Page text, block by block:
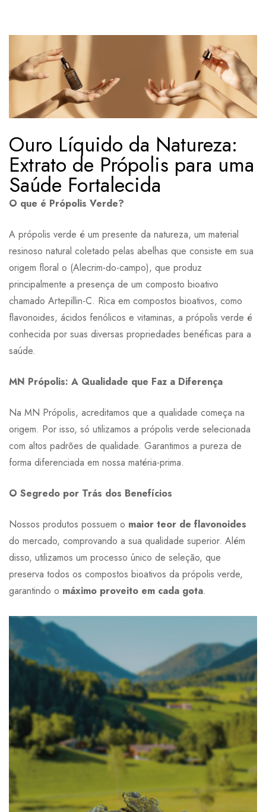
Ouro Líquido da Natureza:
Extrato de Própolis para uma
Saúde Fortalecida
O que é Própolis Verde?
A própolis verde é um presente da natureza, um material
resinoso natural coletado pelas abelhas que consiste em sua
origem floral o (Alecrim-do-campo), que produz
principalmente a presença de um composto bioativo
chamado Artepillin-C. Rica em compostos bioativos, como
flavonoides, ácidos fenólicos e vitaminas, a própolis verde é
conhecida por suas diversas propriedades benéficas para a
saúde.
MN Própolis: A Qualidade que Faz a Diferença
Na MN Própolis, acreditamos que a qualidade começa na
origem. Por isso, só utilizamos a própolis verde selecionada
com altos padrões de qualidade. Garantimos a pureza de
forma diferenciada em nossa matéria-prima.
O Segredo por Trás dos Benefícios
Nossos produtos possuem o maior teor de flavonoides
do mercado, comprovando a sua qualidade superior. Além
disso, utilizamos um processo único de seleção, que
preserva todos os compostos bioativos da própolis verde,
garantindo o máximo proveito em cada gota.